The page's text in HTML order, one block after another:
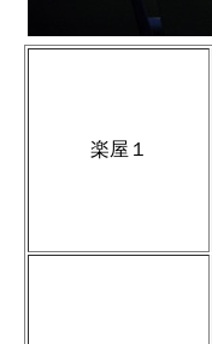
楽屋１